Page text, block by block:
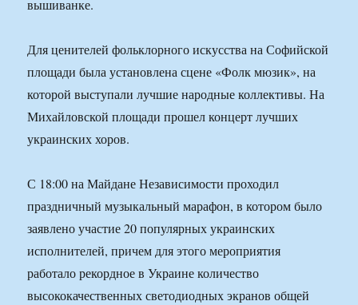
вышиванке.
Для ценителей фольклорного искусства на Софийской
площади была установлена сцене «Фолк мюзик», на
которой выступали лучшие народные коллективы. На
Михайловской площади прошел концерт лучших
украинских хоров.
С 18:00 на Майдане Независимости проходил
праздничный музыкальный марафон, в котором было
заявлено участие 20 популярных украинских
исполнителей, причем для этого мероприятия
работало рекордное в Украине количество
высококачественных светодиодных экранов общей